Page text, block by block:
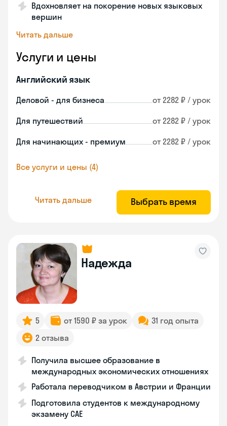
Вдохновляет на покорение новых языковых
вершин
Читать дальше
Услуги и цены
Английский язык
Деловой - для бизнеса от 2282 ₽ / урок
Для путешествий от 2282 ₽ / урок
Для начинающих - премиум от 2282 ₽ / урок
Все услуги и цены (4)
Читать дальше Выбрать время
Надежда
5 от 1590 ₽ за урок
31 год опыта
2 отзыва
Получила высшее образование в
международных экономических отношениях
Работала переводчиком в Австрии и Франции
Подготовила студентов к международному
экзамену CAE